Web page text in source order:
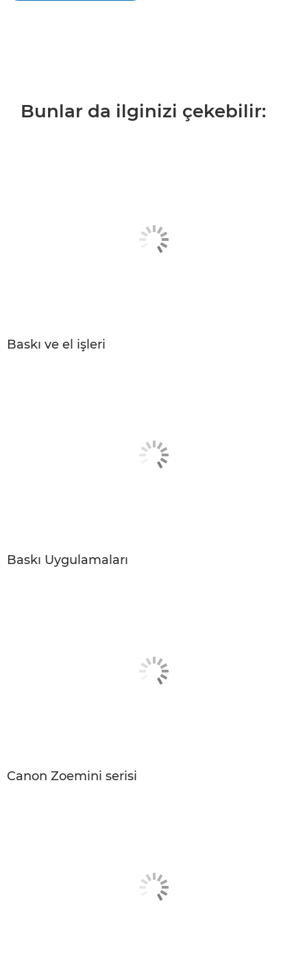
Bunlar da ilginizi çekebilir:
Baskı ve el işleri
Baskı Uygulamaları
Canon Zoemini serisi